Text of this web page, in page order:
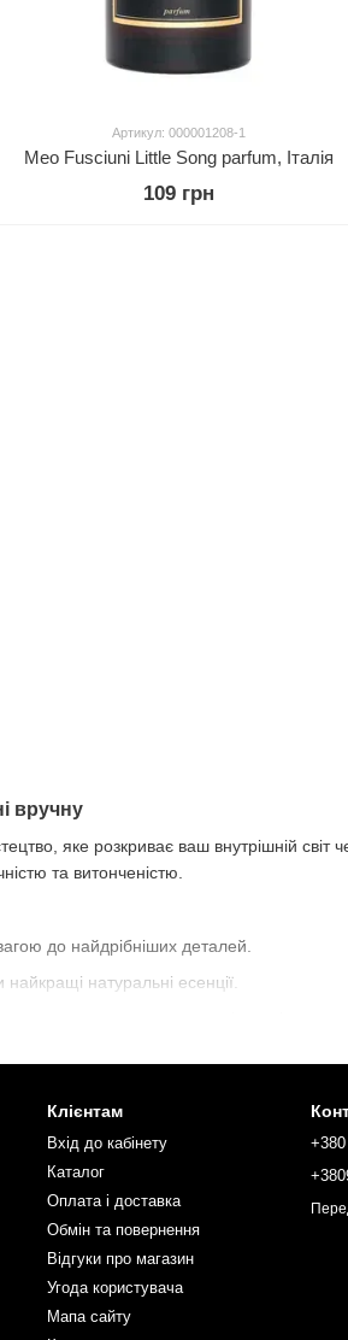
вручну
яке розкриває ваш внутрішній світ
та витонченістю.
до найдрібніших деталей.
натуральні есенції.
який розповість вашу історію.
Артикул: 000001208-1
Meo Fusciuni Little Song parfum, Італія
109 грн
Клієнтам
Вхід до кабінету
Каталог
Оплата і доставка
Обмін та повернення
Відгуки про магазин
Угода користувача
Мапа сайту